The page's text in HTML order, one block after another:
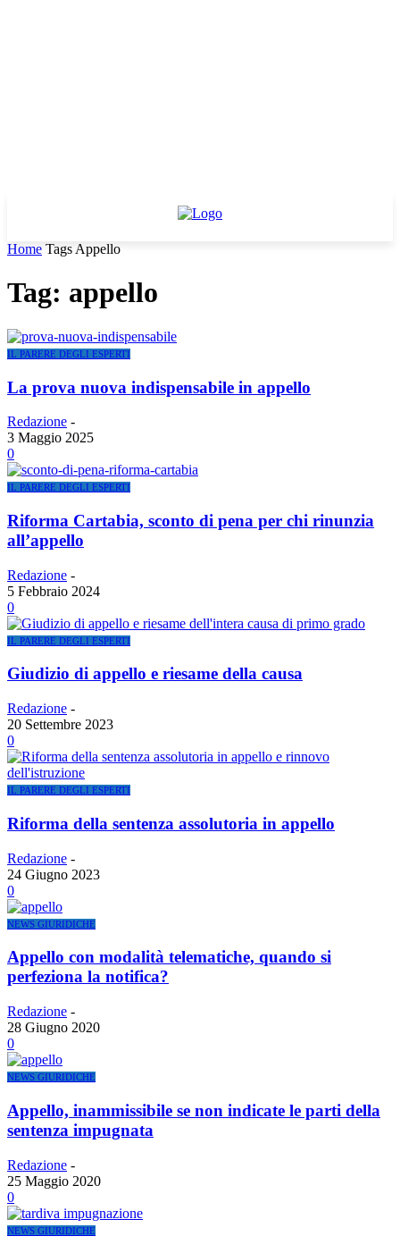
Home Tags Appello
Tag: appello
IL PARERE DEGLI ESPERTI
La prova nuova indispensabile in appello
Redazione -
3 Maggio 2025
0
IL PARERE DEGLI ESPERTI
Riforma Cartabia, sconto di pena per chi rinunzia
all’appello
Redazione -
5 Febbraio 2024
0
IL PARERE DEGLI ESPERTI
Giudizio di appello e riesame della causa
Redazione -
20 Settembre 2023
0
IL PARERE DEGLI ESPERTI
Riforma della sentenza assolutoria in appello
Redazione -
24 Giugno 2023
0
NEWS GIURIDICHE
Appello con modalità telematiche, quando si
perfeziona la notifica?
Redazione -
28 Giugno 2020
0
NEWS GIURIDICHE
Appello, inammissibile se non indicate le parti della
sentenza impugnata
Redazione -
25 Maggio 2020
0
NEWS GIURIDICHE